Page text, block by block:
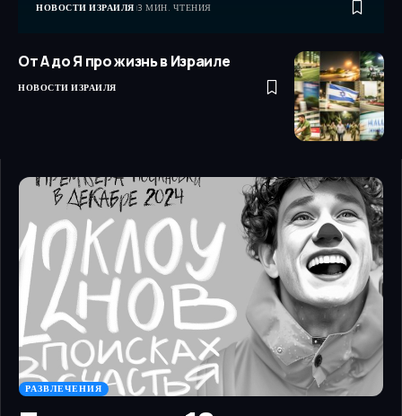
НОВОСТИ ИЗРАИЛЯ 3 МИН. ЧТЕНИЯ
От А до Я про жизнь в Израиле
НОВОСТИ ИЗРАИЛЯ
РАЗВЛЕЧЕНИЯ